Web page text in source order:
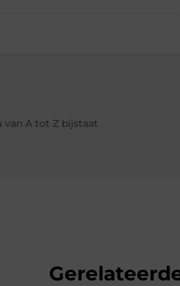
van A tot Z bijstaat